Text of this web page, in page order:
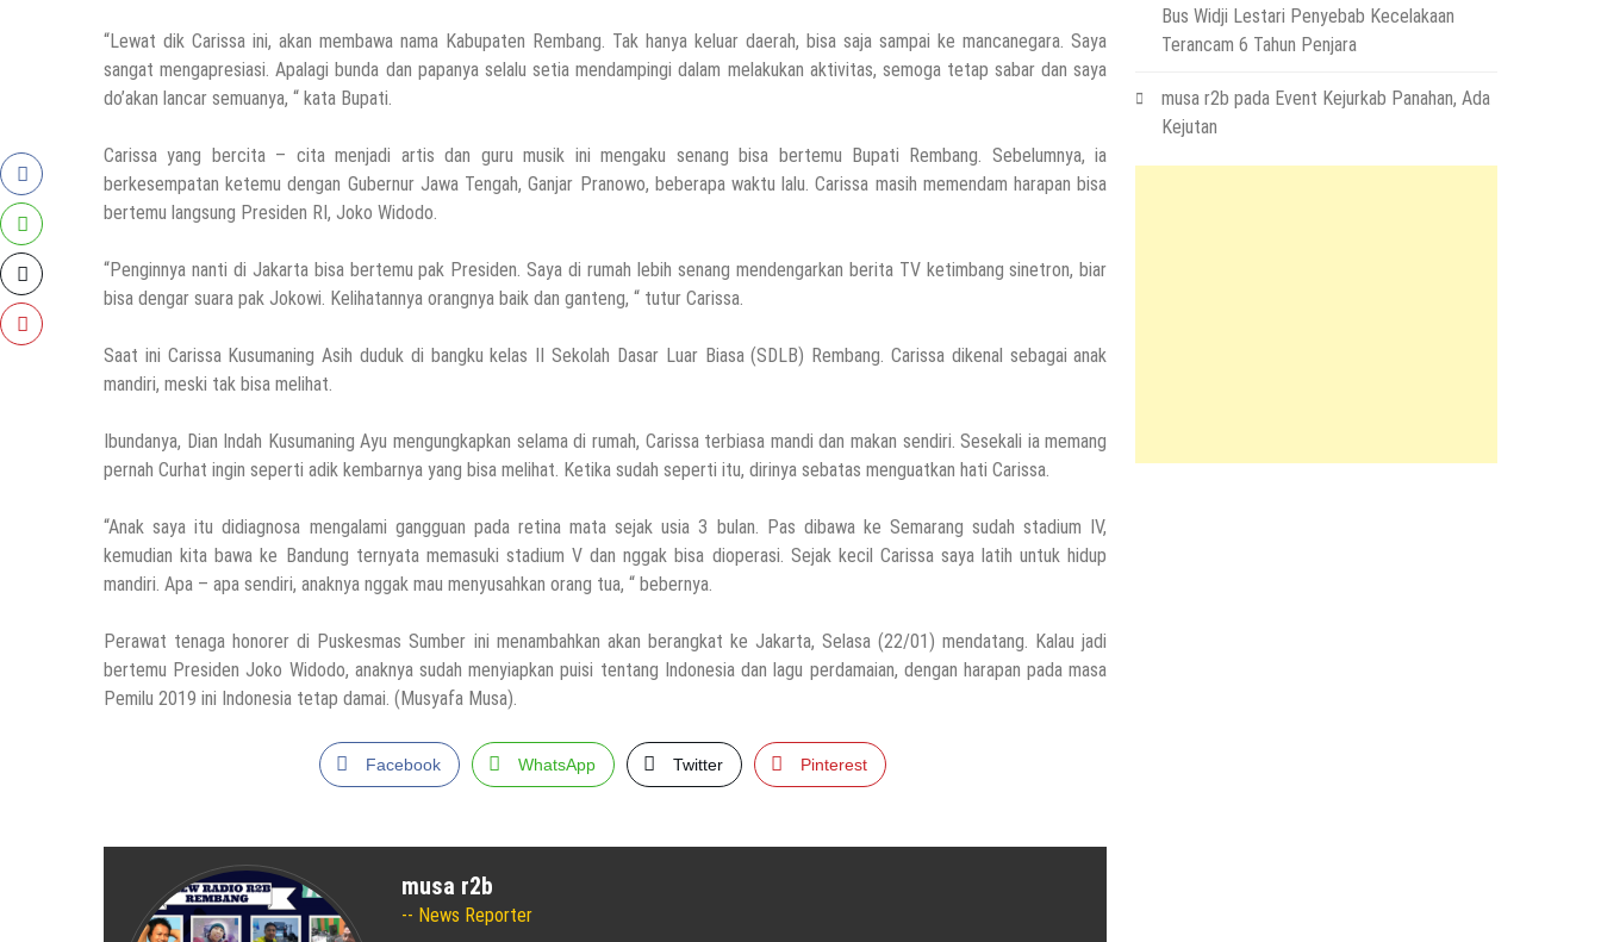
“Lewat dik Carissa ini, akan membawa nama Kabupaten Rembang. Tak hanya keluar daerah, bisa saja sampai ke mancanegara. Saya
sangat mengapresiasi. Apalagi bunda dan papanya selalu setia mendampingi dalam melakukan aktivitas, semoga tetap sabar dan saya
do’akan lancar semuanya, “ kata Bupati.
Carissa yang bercita – cita menjadi artis dan guru musik ini mengaku senang bisa bertemu Bupati Rembang. Sebelumnya, ia
berkesempatan ketemu dengan Gubernur Jawa Tengah, Ganjar Pranowo, beberapa waktu lalu. Carissa masih memendam harapan bisa
bertemu langsung Presiden RI, Joko Widodo.
“Penginnya nanti di Jakarta bisa bertemu pak Presiden. Saya di rumah lebih senang mendengarkan berita TV ketimbang sinetron, biar
bisa dengar suara pak Jokowi. Kelihatannya orangnya baik dan ganteng, “ tutur Carissa.
Saat ini Carissa Kusumaning Asih duduk di bangku kelas II Sekolah Dasar Luar Biasa (SDLB) Rembang. Carissa dikenal sebagai anak
mandiri, meski tak bisa melihat.
Ibundanya, Dian Indah Kusumaning Ayu mengungkapkan selama di rumah, Carissa terbiasa mandi dan makan sendiri. Sesekali ia memang
pernah Curhat ingin seperti adik kembarnya yang bisa melihat. Ketika sudah seperti itu, dirinya sebatas menguatkan hati Carissa.
“Anak saya itu didiagnosa mengalami gangguan pada retina mata sejak usia 3 bulan. Pas dibawa ke Semarang sudah stadium IV,
kemudian kita bawa ke Bandung ternyata memasuki stadium V dan nggak bisa dioperasi. Sejak kecil Carissa saya latih untuk hidup
mandiri. Apa – apa sendiri, anaknya nggak mau menyusahkan orang tua, “ bebernya.
Perawat tenaga honorer di Puskesmas Sumber ini menambahkan akan berangkat ke Jakarta, Selasa (22/01) mendatang. Kalau jadi
bertemu Presiden Joko Widodo, anaknya sudah menyiapkan puisi tentang Indonesia dan lagu perdamaian, dengan harapan pada masa
Pemilu 2019 ini Indonesia tetap damai. (Musyafa Musa).
Facebook WhatsApp Twitter Pinterest
musa r2b
News Reporter
Bus Widji Lestari Penyebab Kecelakaan
Terancam 6 Tahun Penjara
musa r2b pada Event Kejurkab Panahan, Ada
Kejutan